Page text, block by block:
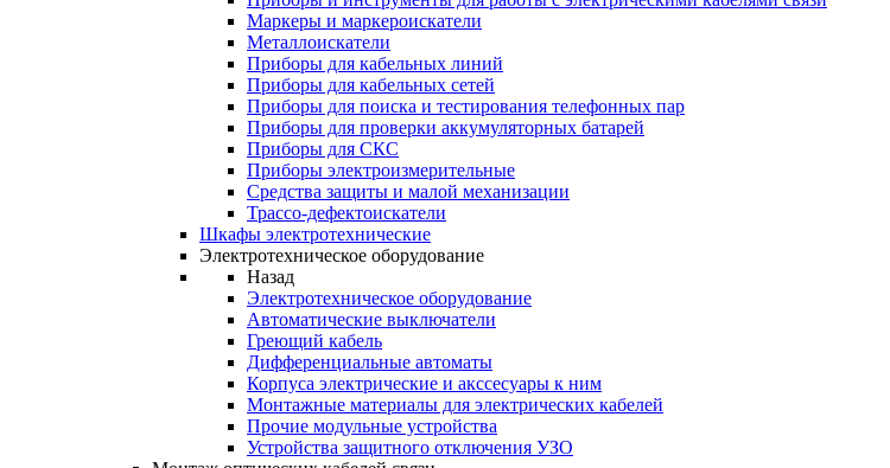
Маркеры и маркероискатели
Металлоискатели
Приборы для кабельных линий
Приборы для кабельных сетей
Приборы для поиска и тестирования телефонных пар
Приборы для проверки аккумуляторных батарей
Приборы для СКС
Приборы электроизмерительные
Средства защиты и малой механизации
Трассо-дефектоискатели
Шкафы электротехнические
Электротехническое оборудование
Назад
Электротехническое оборудование
Автоматические выключатели
Греющий кабель
Дифференциальные автоматы
Корпуса электрические и акссесуары к ним
Монтажные материалы для электрических кабелей
Прочие модульные устройства
Устройства защитного отключения УЗО